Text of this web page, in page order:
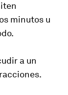
minutos u
a un